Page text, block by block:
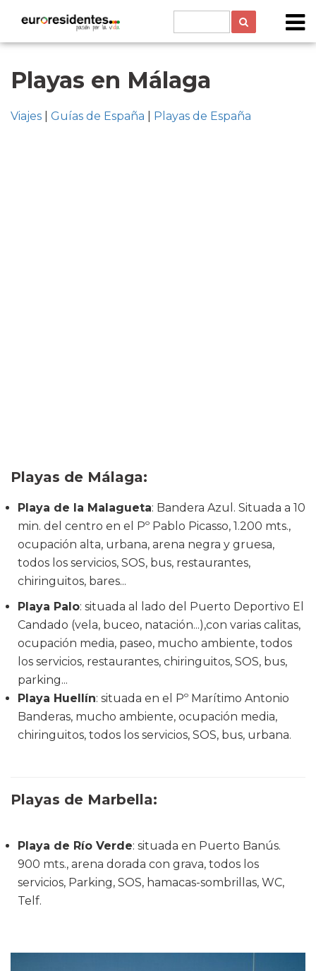
Playas en Málaga
Viajes Guías de España Playas de España
Playas de Málaga:
Playa de la Malagueta: Bandera Azul. Situada a 10
min. del centro en el Pº Pablo Picasso, 1.200 mts.,
ocupación alta, urbana, arena negra y gruesa,
todos los servicios, SOS, bus, restaurantes,
chiringuitos, bares...
Playa Palo: situada al lado del Puerto Deportivo El
Candado (vela, buceo, natación...),con varias calitas,
ocupación media, paseo, mucho ambiente, todos
los servicios, restaurantes, chiringuitos, SOS, bus,
parking...
Playa Huellín: situada en el Pº Marítimo Antonio
Banderas, mucho ambiente, ocupación media,
chiringuitos, todos los servicios, SOS, bus, urbana.
Playas de Marbella:
Playa de Río Verde: situada en Puerto Banús.
900 mts., arena dorada con grava, todos los
servicios, Parking, SOS, hamacas-sombrillas, WC,
Telf.